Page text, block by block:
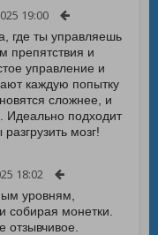
19:00
где ты управляешь
препятствия и
управление и
каждую попытку
сложнее, и
Идеально подходит
мозг!
18:02
уровням,
собирая монетки.
отзывчивое.